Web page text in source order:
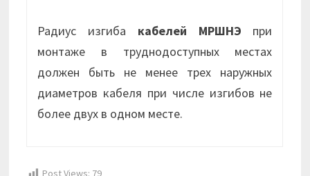
Радиус изгиба кабелей МРШНЭ при
монтаже в труднодоступных местах
должен быть не менее трех наружных
диаметров кабеля при числе изгибов не
более двух в одном месте.
Post Views: 79